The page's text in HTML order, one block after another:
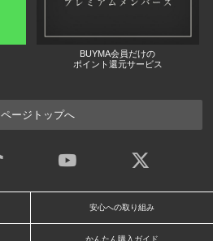
BUYMA会員だけの
ポイント還元サービス
ページトップへ
安心への取り組み